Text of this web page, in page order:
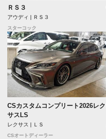
ＲＳ３
アウディ | ＲＳ３
スターコック
CSカスタムコンプリート2026レク
サスLS
レクサス | ＬＳ
CSオートディーラー